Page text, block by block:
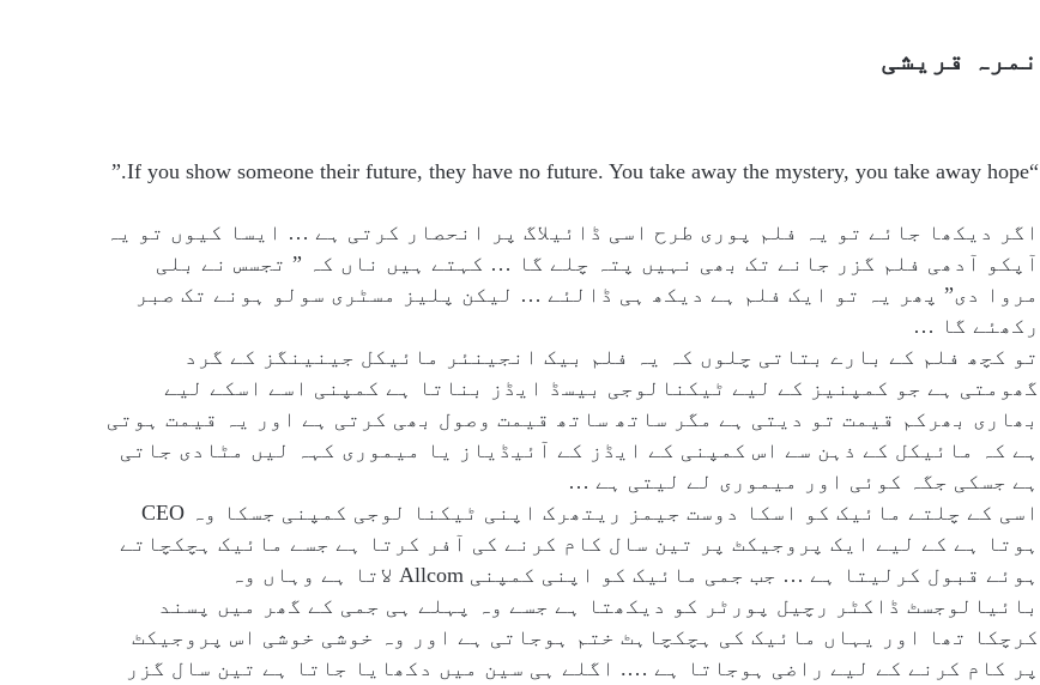
نمرہ قریشی
“If you show someone their future, they have no future. You take away the mystery, you take away hope.”
اگر دیکھا جائے تو یہ فلم پوری طرح اسی ڈائیلاگ پر انحصار کرتی ہے … ایسا کیوں تو یہ
آپکو آدھی فلم گزر جانے تک بھی نہیں پتہ چلے گا … کہتے ہیں ناں کہ ” تجسس نے بلی
مروا دی” پھر یہ تو ایک فلم ہے دیکھ ہی ڈالئے … لیکن پلیز مسٹری سولو ہونے تک صبر
رکھئے گا …
تو کچھ فلم کے بارے بتاتی چلوں کہ یہ فلم بیک انجینئر مائیکل جینینگز کے گرد
گھومتی ہے جو کمپنیز کے لیے ٹیکنالوجی بیسڈ ایڈز بناتا ہے کمپنی اسے اسکے لیے
بھاری بھرکم قیمت تو دیتی ہے مگر ساتھ ساتھ قیمت وصول بھی کرتی ہے اور یہ قیمت ہوتی
ہے کہ مائیکل کے ذہن سے اس کمپنی کے ایڈز کے آئیڈیاز یا میموری کہہ لیں مٹادی جاتی
ہے جسکی جگہ کوئی اور میموری لے لیتی ہے …
اسی کے چلتے مائیک کو اسکا دوست جیمز ریتھرک اپنی ٹیکنا لوجی کمپنی جسکا وہ CEO
ہوتا ہے کے لیے ایک پروجیکٹ پر تین سال کام کرنے کی آفر کرتا ہے جسے مائیک ہچکچاتے
ہوئے قبول کرلیتا ہے … جب جمی مائیک کو اپنی کمپنی Allcom لاتا ہے وہاں وہ
بائیالوجسٹ ڈاکٹر رچیل پورٹر کو دیکھتا ہے جسے وہ پہلے ہی جمی کے گھر میں پسند
کرچکا تھا اور یہاں مائیک کی ہچکچاہٹ ختم ہوجاتی ہے اور وہ خوشی خوشی اس پروجیکٹ
پر کام کرنے کے لیے راضی ہوجاتا ہے …. اگلے ہی سین میں دکھایا جاتا ہے تین سال گزر